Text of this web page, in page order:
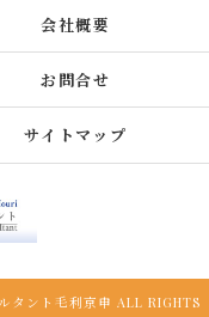
会社概要
お問合せ
サイトマップ
タント毛利京申 ALL RIGHTS